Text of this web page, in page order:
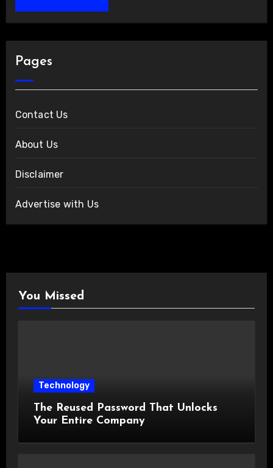
Pages
Contact Us
About Us
Disclaimer
Advertise with Us
You Missed
Technology
The Reused Password That Unlocks
Your Entire Company